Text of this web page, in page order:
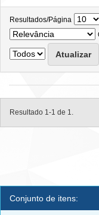
Resultados/Página
Resultado 1-1 de 1.
Conjunto de itens: